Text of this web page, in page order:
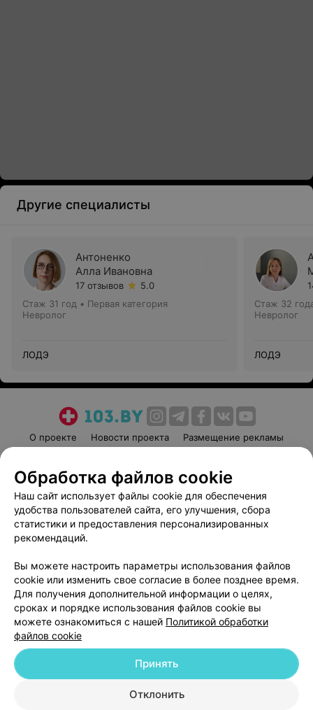
Другие специалисты
Антоненко
Алла Ивановна
17 отзывов
5.0
Стаж 31 год • Первая категория
Невролог
ЛОДЭ
Стаж 32
Невролог
ЛОДЭ
О проекте Новости проекта
Размещение рекламы
Пользовательское соглашение
Способы оплаты
Вакансии
Партнеры
Написать руководителю 103.by
Обработка персональных данных
© 2026 ООО «Артокс Лаб», УНП 191700409
| 220012, Республика Беларусь,
Обработка файлов cookie
Наш сайт использует файлы cookie для обеспечения
удобства пользователей сайта, его улучшения, сбора
статистики и предоставления персонализированных
рекомендаций.
Вы можете настроить параметры использования файлов
cookie или изменить свое согласие в более позднее время.
Для получения дополнительной информации о целях,
сроках и порядке использования файлов cookie вы
можете ознакомиться с нашей Политикой обработки
файлов cookie
Отклонить
Принять